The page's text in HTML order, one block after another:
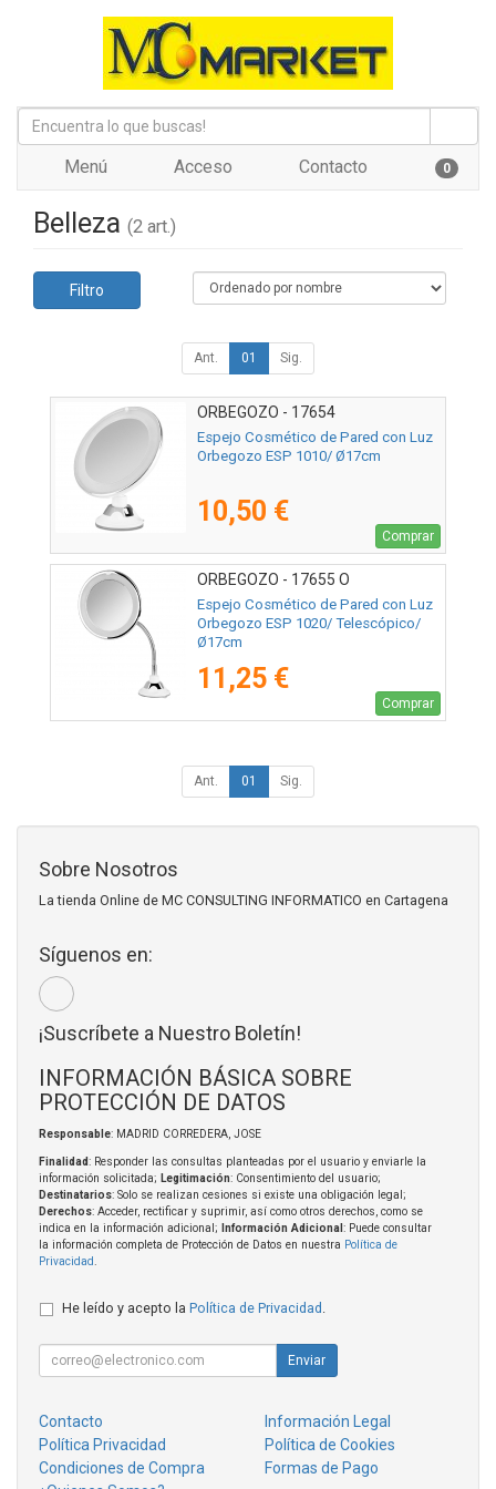
Menú Acceso Contacto 0
Belleza (2 art.)
Filtro
Ant. 01 Sig.
ORBEGOZO - 17654
Espejo Cosmético de Pared con Luz
Orbegozo ESP 1010/ Ø17cm
10,50 €
Comprar
ORBEGOZO - 17655 O
Espejo Cosmético de Pared con Luz
Orbegozo ESP 1020/ Telescópico/
Ø17cm
11,25 €
Comprar
Ant. 01 Sig.
Sobre Nosotros
La tienda Online de MC CONSULTING INFORMATICO en Cartagena
Síguenos en:
¡Suscríbete a Nuestro Boletín!
INFORMACIÓN BÁSICA SOBRE
PROTECCIÓN DE DATOS
Responsable: MADRID CORREDERA, JOSE
Finalidad: Responder las consultas planteadas por el usuario y enviarle la
información solicitada; Legitimación: Consentimiento del usuario;
Destinatarios: Solo se realizan cesiones si existe una obligación legal;
Derechos: Acceder, rectificar y suprimir, así como otros derechos, como se
indica en la información adicional;
Información Adicional : Puede consultar
la información completa de Protección de Datos en nuestra Política de
Privacidad
He leído y acepto la Política de Privacidad .
Enviar
Contacto
Información Legal
Política Privacidad
Política de Cookies
Condiciones de Compra
Formas de Pago